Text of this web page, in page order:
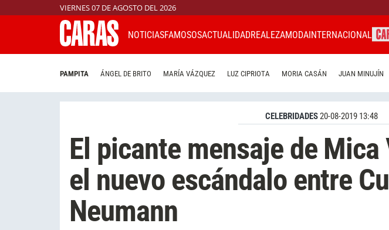
VIERNES 07 DE AGOSTO DEL 2026
NOTICIASFAMOSOSACTUALIDADREALEZAMODAINTERNACIONAL
PAMPITA ÁNGEL DE BRITO MARÍA VÁZQUEZ LUZ CIPRIOTA MORIA CASÁN JUAN MINUJÍN
CELEBRIDADES20-08-2019 13:48
El picante mensaje de
el nuevo escándalo entre
Neumann